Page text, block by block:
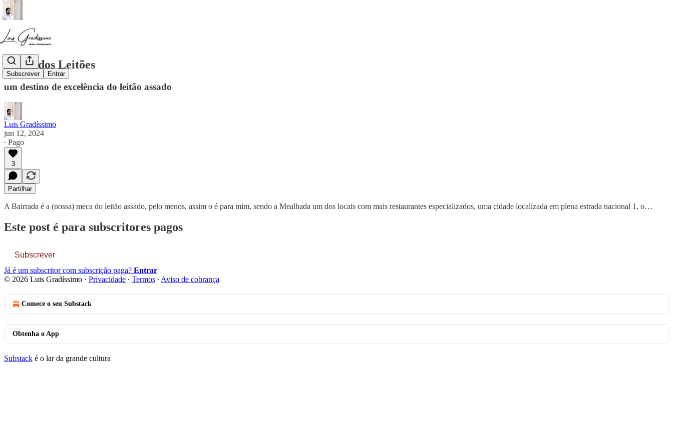
Subscrever Entrar
Pedro dos Leitões
um destino de excelência do leitão assado
Luis Gradíssimo
jun 12, 2024
∙ Pago
3
Partilhar
A Bairrada é a (nossa) meca do leitão assado, pelo menos, assim o é para mim, sendo a Mealhada um dos locais com mais restaurantes especializados, uma cidade localizada em plena estrada nacional 1, o…
Este post é para subscritores pagos
Subscrever
Já é um subscritor com subscrição paga? Entrar
© 2026 Luis Gradíssimo · Privacidade ∙ Termos ∙ Aviso de cobrança
Comece o seu Substack
Obtenha o App
Substack é o lar da grande cultura